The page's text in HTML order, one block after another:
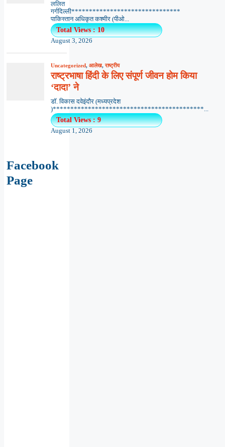
ललित
गर्गदिल्ली*******************************
पाकिस्तान अधिकृत कश्मीर (पीओ...
Total Views : 10
August 3, 2026
Uncategorized, आलेख,राष्ट्रीय
राष्ट्रभाषा हिंदी के लिए संपूर्ण जीवन होम किया
‘दादा’ ने
डॉ. विकास दवेइंदौर (मध्यप्रदेश
)*******************************************...
Total Views : 9
August 1, 2026
Facebook
Page